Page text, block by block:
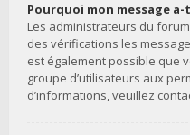
Pourquoi mon message
Les administrateurs du
des vérifications les
est également possible que
groupe d’utilisateurs aux
d’informations, veuillez